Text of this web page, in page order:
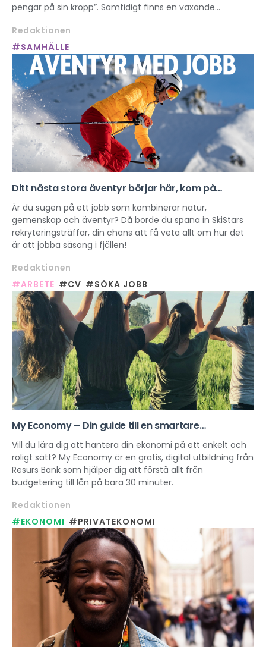
pengar på sin kropp”. Samtidigt finns en växande
påverkar hur unga ser på kropp, makt och sexualitet och
riskerar att normalisera sexuell exploatering.
Redaktionen
#SAMHÄLLE
Ditt nästa stora äventyr börjar här, kom på
SkiStars rekryteringsträff!
Är du sugen på ett jobb som kombinerar natur,
gemenskap och äventyr? Då borde du spana in SkiStars
rekryteringsträffar, din chans att få veta allt om hur det
är att jobba säsong i fjällen!
Redaktionen
#ARBETE #CV #SÖKA JOBB
My Economy – Din guide till en smartare
vardagsekonomi
Vill du lära dig att hantera din ekonomi på ett enkelt och
roligt sätt? My Economy är en gratis, digital utbildning från
Resurs Bank som hjälper dig att förstå allt från
budgetering till lån på bara 30 minuter.
Redaktionen
#EKONOMI #PRIVATEKONOMI